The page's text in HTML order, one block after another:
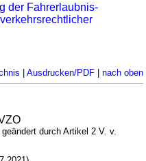
der Fahrerlaubnis-
| Ausdrucken/PDF| nach oben
durch Artikel 2 V. v.